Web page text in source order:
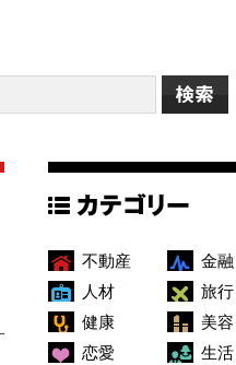
不動産 金融
人材
旅行
健康
美容
恋愛
生活